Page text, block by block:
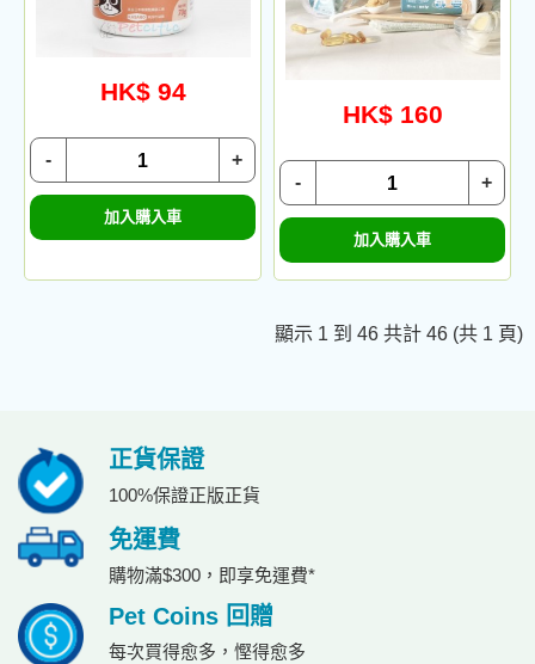
HK$ 94
+
-
加入購入車
HK$ 160
+
-
加入購入車
顯示 1 到 46 共計 46 (共 1 頁)
正貨保證
100%保證正版正貨
免運費
購物滿$300，即享免運費*
Pet Coins 回贈
每次買得愈多，慳得愈多